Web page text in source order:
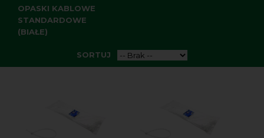
OPASKI KABLOWE
STANDARDOWE
(BIAŁE)
SORTUJ